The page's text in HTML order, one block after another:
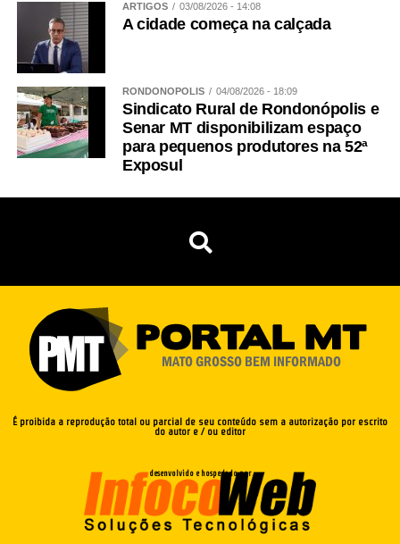
ARTIGOS 03/08/2026 - 14:08
A cidade começa na calçada
RONDONÓPOLIS 04/08/2026 - 18:09
Sindicato Rural de Rondonópolis e
Senar MT disponibilizam espaço
para pequenos produtores na 52ª
Exposul
É proibida a reprodução total ou parcial de seu conteúdo sem a autorização por escrito
do autor e / ou editor
desenvolvido e hospedado por